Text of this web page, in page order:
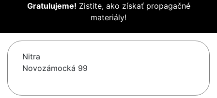
Gratulujeme! Zistite, ako získať propagačné
materiály!
Nitra
Novozámocká 99